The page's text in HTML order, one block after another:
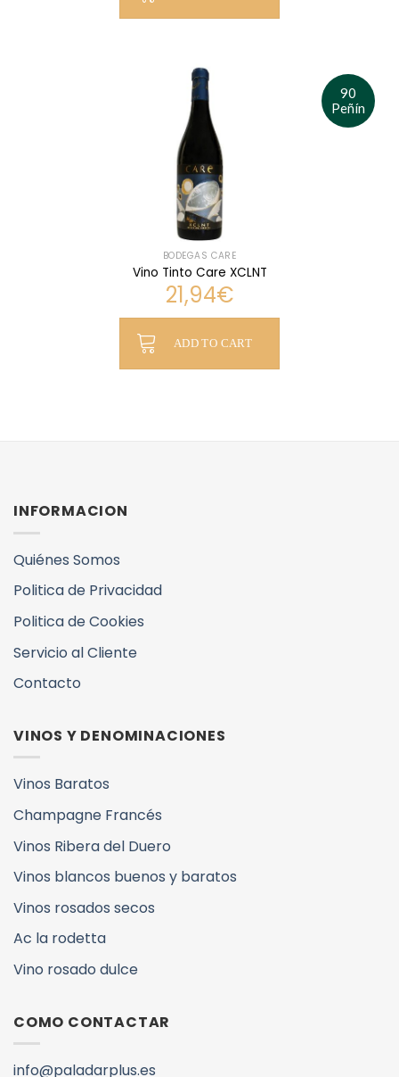
90
Peñín
BODEGAS CARE
Vino Tinto Care XCLNT
21,94€
ADD TO CART
INFORMACION
Quiénes Somos
Politica de Privacidad
Politica de Cookies
Servicio al Cliente
Contacto
VINOS Y DENOMINACIONES
Vinos Baratos
Champagne Francés
Vinos Ribera del Duero
Vinos blancos buenos y baratos
Vinos rosados secos
Ac la rodetta
Vino rosado dulce
COMO CONTACTAR
info@paladarplus.es